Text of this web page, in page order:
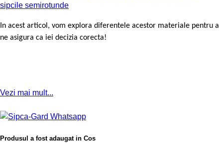
sipcile semirotunde
In acest articol, vom explora diferentele acestor materiale pentru a
ne asigura ca iei decizia corecta!
Vezi mai mult...
Produsul a fost adaugat in Cos